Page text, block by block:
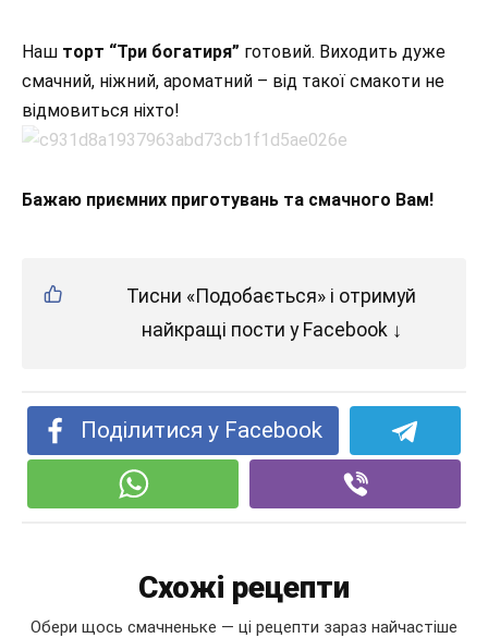
Наш торт “Три богатиря” готовий. Виходить дуже
смачний, ніжний, ароматний – від такої смакоти не
відмовиться ніхто!
Бажаю приємних приготувань та смачного Вам!
Тисни «Подобається» і отримуй
найкращі пости у Facebook ↓
Поділитися у Facebook
Схожі рецепти
Обери щось смачненьке — ці рецепти зараз найчастіше